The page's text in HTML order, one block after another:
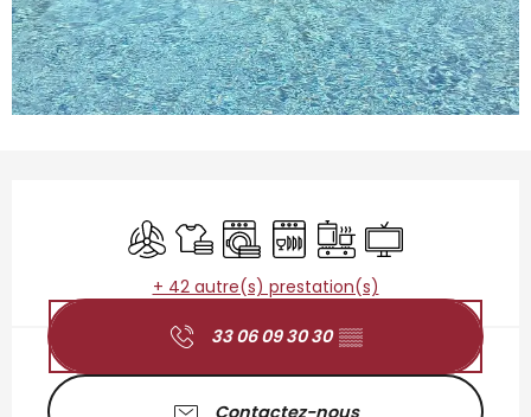
Air conditionné
Draps et linge
Lave lingeLave vaisselle
Plaque de cuisson
Télévision
+ 42 autre(s) prestation(s)
33 06 09 30 30 ▒▒
Contactez-nous